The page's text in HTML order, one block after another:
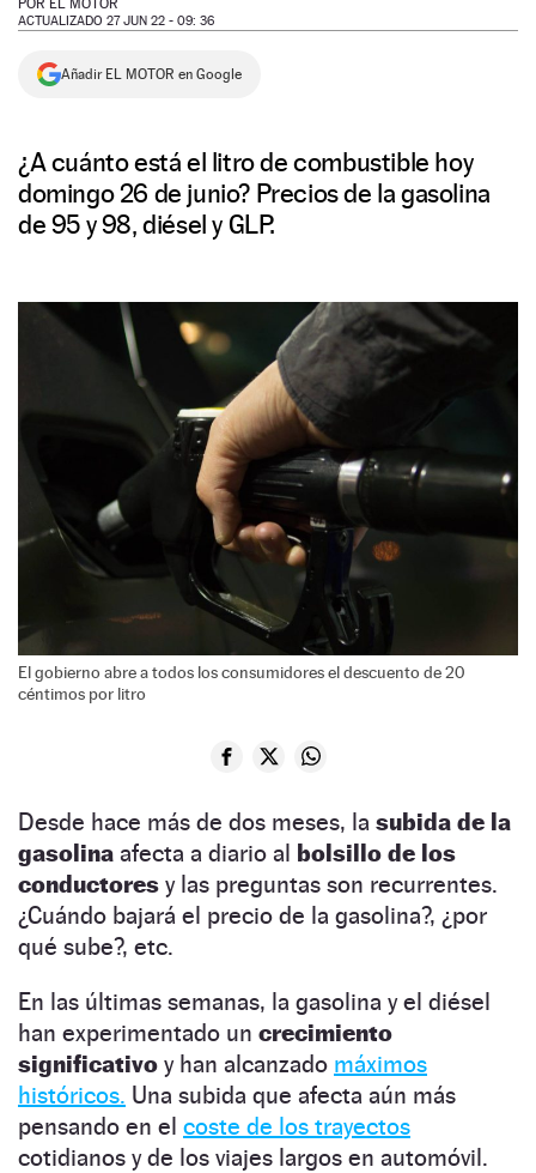
NEWSLETTER
POR EL MOTOR
ACTUALIZADO 27 JUN 22 - 09: 36
Añadir EL MOTOR en Google
¿A cuánto está el litro de combustible hoy
domingo 26 de junio? Precios de la gasolina
de 95 y 98, diésel y GLP.
El gobierno abre a todos los consumidores el descuento de 20
céntimos por litro
Desde hace más de dos meses, la subida de la
gasolina afecta a diario al bolsillo de los
conductores y las preguntas son recurrentes.
¿Cuándo bajará el precio de la gasolina?, ¿por
qué sube?, etc.
En las últimas semanas, la gasolina y el diésel
han experimentado un crecimiento
significativo y han alcanzado máximos
históricos. Una subida que afecta aún más
pensando en el coste de los trayectos
cotidianos y de los viajes largos en automóvil.